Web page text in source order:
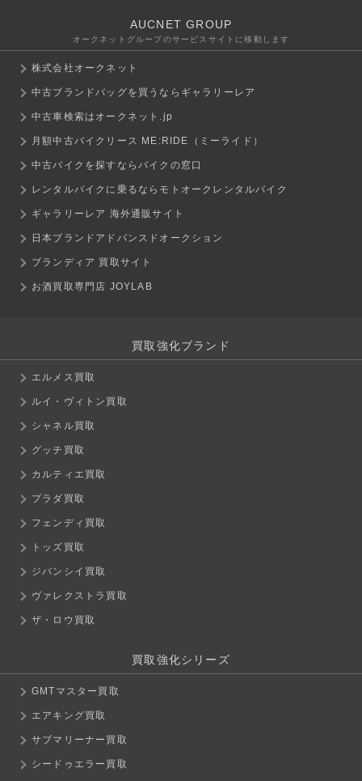
AUCNET GROUP
オークネットグループのサービスサイトに移動します
株式会社オークネット
中古ブランドバッグを買うならギャラリーレア
中古車検索はオークネット.jp
月額中古バイクリース ME:RIDE（ミーライド）
中古バイクを探すならバイクの窓口
レンタルバイクに乗るならモトオークレンタルバイク
ギャラリーレア 海外通販サイト
日本ブランドアドバンスドオークション
ブランディア 買取サイト
お酒買取専門店 JOYLAB
買取強化ブランド
エルメス買取
ルイ・ヴィトン買取
シャネル買取
グッチ買取
カルティエ買取
プラダ買取
フェンディ買取
トッズ買取
ジバンシイ買取
ヴァレクストラ買取
ザ・ロウ買取
買取強化シリーズ
GMTマスター買取
エアキング買取
サブマリーナー買取
シードゥエラー買取